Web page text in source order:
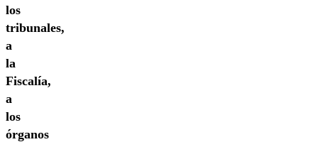
los
tribunales,
a
la
Fiscalía,
a
los
órganos